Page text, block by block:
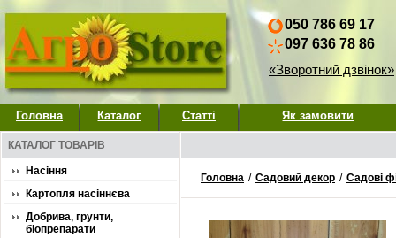
050 786 69 17
097 636 78 86
«Зворотний дзвінок»
Головна Каталог Статті Як замовити
КАТАЛОГ ТОВАРІВ
Насіння
Картопля насіннєва
Добрива, грунти,
біопрепарати
Головна / Садовий декор / Садові